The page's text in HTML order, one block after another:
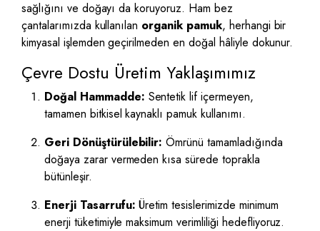
sağlığını ve doğayı da koruyoruz. Ham bez
çantalarımızda kullanılan organik pamuk, herhangi bir
kimyasal işlemden geçirilmeden en doğal hâliyle dokunur.
Çevre Dostu Üretim Yaklaşımımız
Doğal Hammadde: Sentetik lif içermeyen,
tamamen bitkisel kaynaklı pamuk kullanımı.
Geri Dönüştürülebilir: Ömrünü tamamladığında
doğaya zarar vermeden kısa sürede toprakla
bütünleşir.
Enerji Tasarrufu: Üretim tesislerimizde minimum
enerji tüketimiyle maksimum verimliliği hedefliyoruz.